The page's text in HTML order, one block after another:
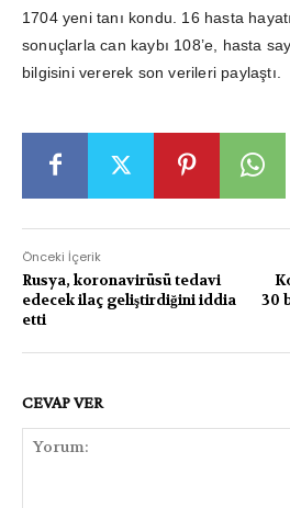
1704 yeni tanı kondu. 16 hasta
sonuçlarla can kaybı 108’e, hasta
bilgisini vererek son verileri paylaştı.
Önceki İçerik
Rusya, koronavirüsü tedavi
edecek ilaç geliştirdiğini iddia
etti
30
CEVAP VER